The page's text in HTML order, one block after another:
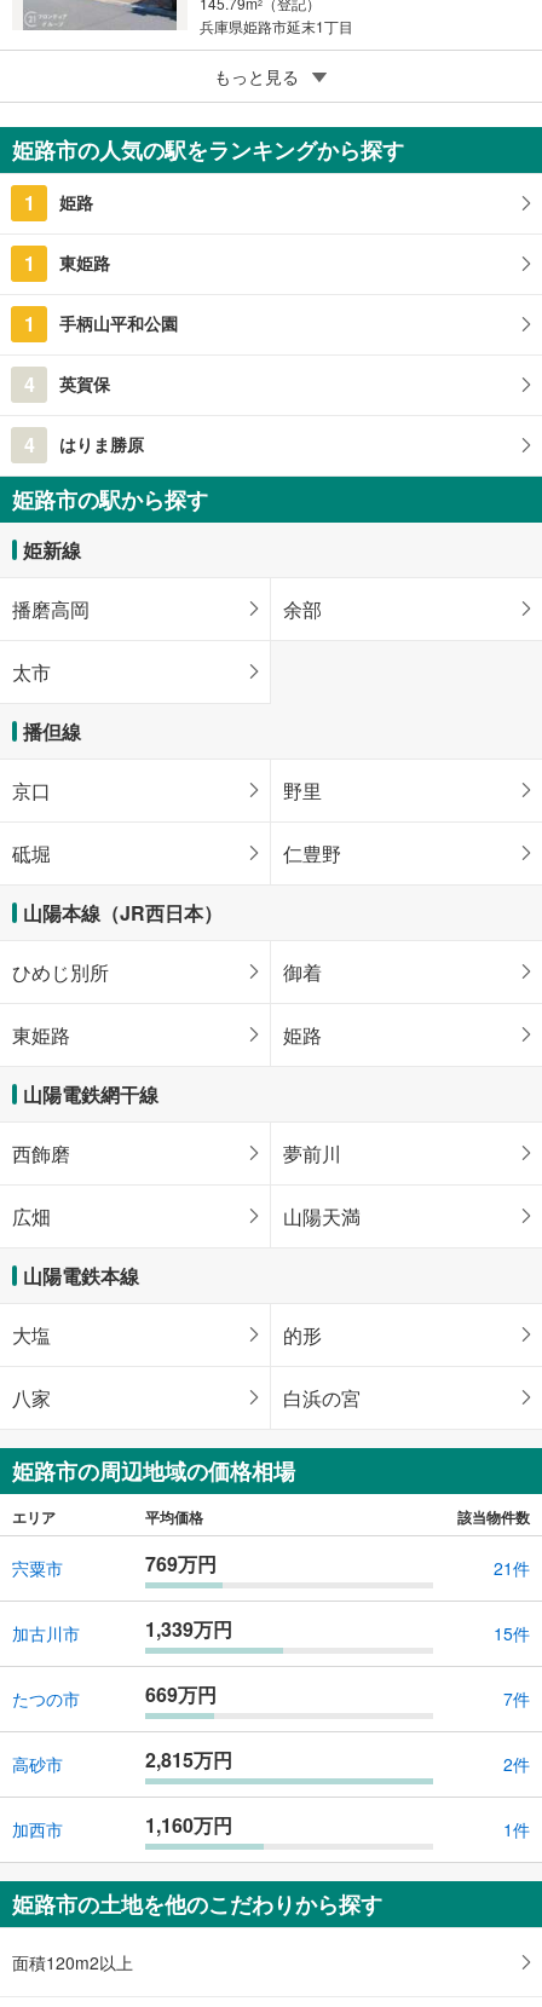
2
兵庫県姫路市延末1丁目
成約でもらえる
姫路市香寺町中仁野
2,280万円
1040m2
もっと見る
姫路市の人気の駅をランキングから探す
1 姫路
1 東姫路
1 手柄山平和公園
4 英賀保
4 はりま勝原
姫路市の駅から探す
姫新線
播磨高岡 余部
太市
播但線
京口 野里
砥堀 仁豊野
山陽本線（JR西日本）
ひめじ別所 御着
東姫路 姫路
山陽電鉄網干線
西飾磨 夢前川
広畑 山陽天満
山陽電鉄本線
大塩 的形
八家 白浜の宮
姫路市の周辺地域の価格相場
エリア 平均価格 該当物件数
宍粟市 769万円 21件
加古川市 1,339万円 15件
たつの市 669万円 7件
高砂市 2,815万円 2件
加西市 1,160万円 1件
姫路市の土地を他のこだわりから探す
面積120m2以上